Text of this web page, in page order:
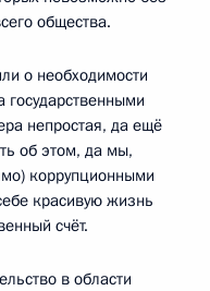
общества.
о необходимости
государственными
непростая, да ещё
об этом, да мы,
коррупционными
красивую жизнь
счёт.
в области